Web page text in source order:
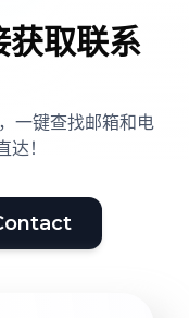
获取联系
一键查找邮箱和电
！